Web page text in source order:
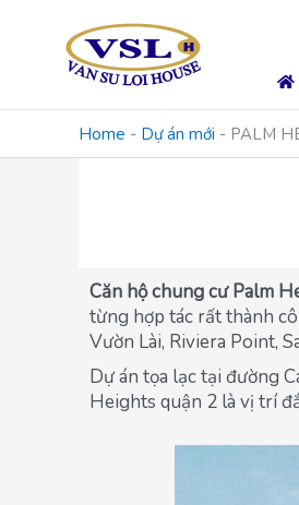
Home - Dự án mới - PALM
Căn hộ chung cư Palm
từng hợp tác rất thành
Vườn Lài, Riviera Point,
Dự án tọa lạc tại đường
Heights quận 2 là vị trí